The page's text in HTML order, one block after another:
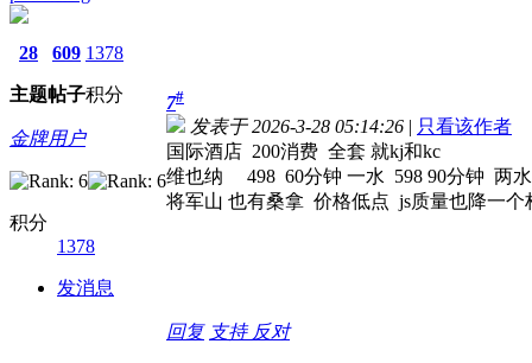
28
主题
609
帖子
1378
积分
金牌用户
积分
1378
发消息
7#
发表于 2026-3-28 05:14:26 | 只看该作者
国际酒店 200消费 全套 就kj和kc
维也纳 498 60分钟 一水 598 90分钟 两
将军山 也有桑拿 价格低点 js质量也降一
回复 支持 反对